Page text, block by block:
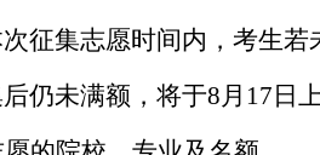
征集志愿时间内，考生
仍未满额，将于8月 17 日